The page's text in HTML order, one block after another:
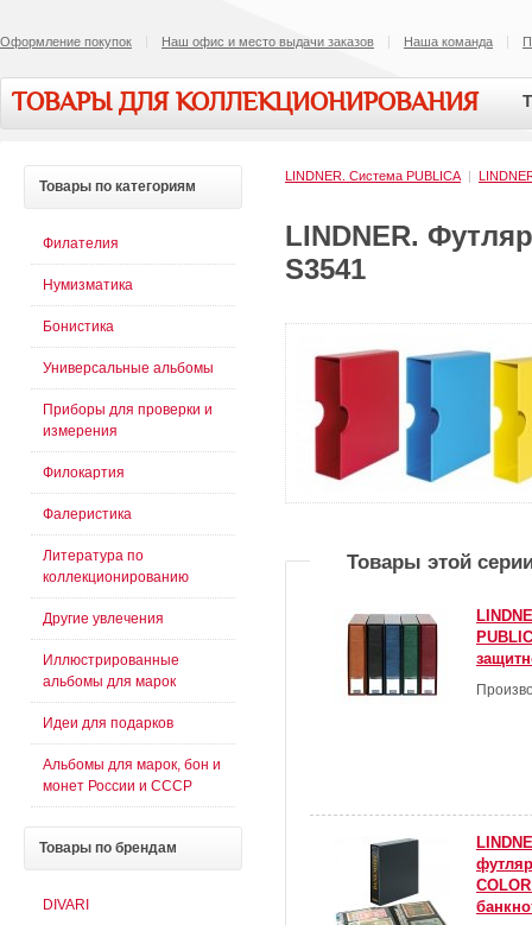
Оформление покупок Наш офис и место выдачи заказов Наша команда
ТОВАРЫ ДЛЯ КОЛЛЕКЦИОНИРОВАНИЯ
LINDNER. Система PUBLICA |
LINDNER.
S3541
Товары этой
Товары по категориям
Филателия
Нумизматика
Бонистика
Универсальные альбомы
Приборы для проверки и
измерения
Филокартия
Фалеристика
Литература по
коллекционированию
Другие увлечения
Иллюстрированные
альбомы для марок
Идеи для подарков
Альбомы для марок, бон и
монет России и СССР
Товары по брендам
DIVARI